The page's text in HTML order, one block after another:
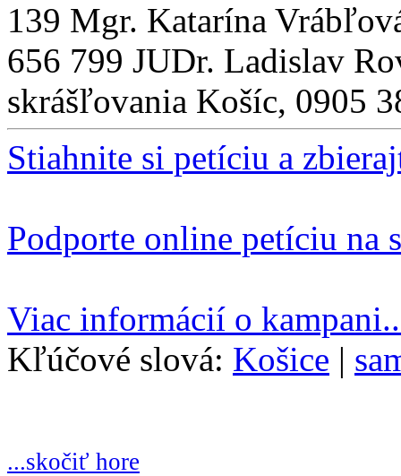
139 Mgr. Katarína
656 799 JUDr. Ladislav
skrášľovania Košíc, 0905
Stiahnite si petíciu a
Podporte online petíciu na
Viac informácií o
Kľúčové slová: Košice |
...skočiť hore